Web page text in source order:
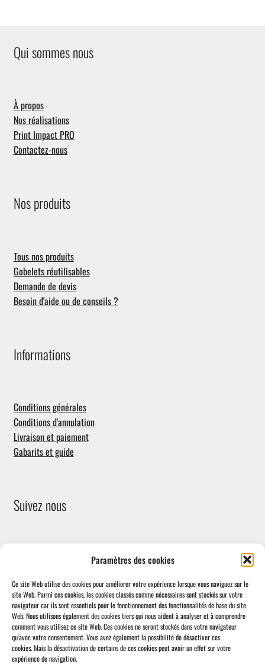
Paramètres des cookies
Ce site Web utilise des cookies pour améliorer votre expérience lorsque vous naviguez sur le
site Web.Parmi ces cookies, les cookies classés comme nécessaires sont stockés sur votre
navigateur car ils sont essentiels pour le fonctionnement des fonctionnalités de base du site
Web.Nous utilisons également des cookies tiers qui nous aident à analyser et à comprendre
comment vous utilisez ce site Web.Ces cookies ne seront stockés dans votre navigateur
qu'avec votre consentement.Vous avez également la possibilité de désactiver ces
cookies.Mais la désactivation de certains de ces cookies peut avoir un effet sur votre
expérience de navigation.
Qui sommes nous
À propos
Nos réalisations
Print Impact PRO
Contactez-nous
Nos produits
Tous nos produits
Gobelets réutilisables
Demande de devis
Besoin d'aide ou de conseils ?
Informations
Conditions générales
Conditions d'annulation
Livraison et paiement
Gabarits et guide
Suivez nous
Facebook